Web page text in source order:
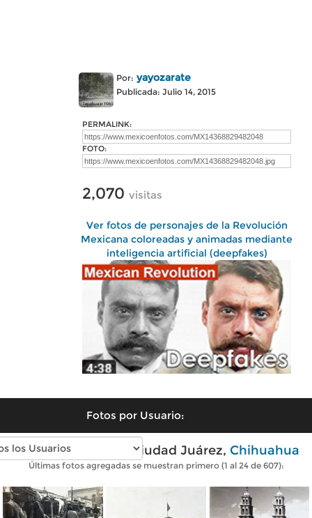
Por: yayozarate
Publicada: Julio 14, 2015
PERMALINK:
FOTO:
2,070 visitas
Ver fotos de personajes de la Revolución
Mexicana coloreadas y animadas mediante
inteligencia artificial (deepfakes)
Fotos por Usuario:
Fotos antiguas de Ciudad Juárez, Chihuahua
Últimas fotos agregadas se muestran primero (1 al 24 de 607):